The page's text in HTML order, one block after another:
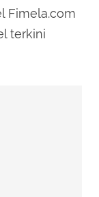
Fimela.com
terkini